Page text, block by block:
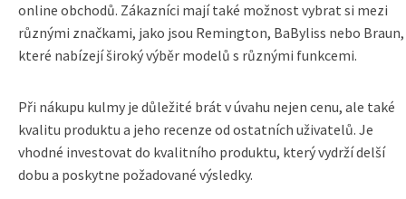
online obchodů. Zákazníci mají také možnost vybrat si mezi
různými značkami, jako jsou Remington, BaByliss nebo Braun,
které nabízejí široký výběr modelů s různými funkcemi.
Při nákupu kulmy je důležité brát v úvahu nejen cenu, ale také
kvalitu produktu a jeho recenze od ostatních uživatelů. Je
vhodné investovat do kvalitního produktu, který vydrží delší
dobu a poskytne požadované výsledky.